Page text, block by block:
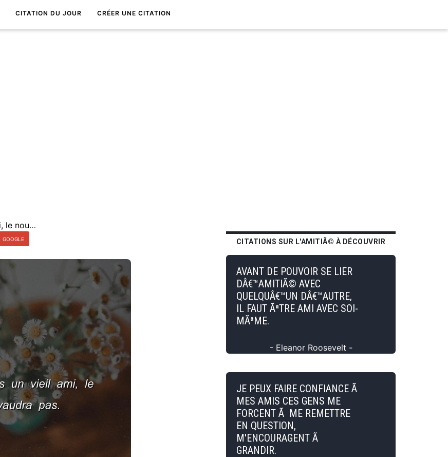
CITATION DU JOUR CRÉER UNE CITATION
N'abandonne pas un vieil ami, le nouveau ne le vaudra pas.
GOOGLE CITATIONS SUR L'AMITIÃ© À DÉCOUVRIR
AVANT DE POUVOIR SE LIER
DÂ€™AMITIÃ© AVEC
QUELQUÂ€™UN DÂ€™AUTRE,
IL FAUT ÃªTRE AMI AVEC SOI-
MÃªME.
- Eleanor Roosevelt -
JE PEUX FAIRE CONFIANCE Ã
MES AMIS CES GENS ME
FORCENT Ã ME REMETTRE
EN QUESTION,
M'ENCOURAGENT Ã
GRANDIR.